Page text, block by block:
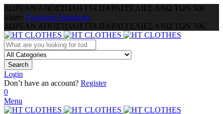
ΔΩΡΕΑΝ ΑΠΟΣΤΟΛΗ ΓΙΑ ΠΑΡΑΓΓΕΛΙΕΣ ΑΝΩ ΤΩΝ 50€
Share: Facebook Instagram
ΔΩΡΕΑΝ ΑΠΟΣΤΟΛΗ ΓΙΑ ΠΑΡΑΓΓΕΛΙΕΣ ΑΝΩ ΤΩΝ 50€
Search
Login
Don’t have an account? Register
0
Menu